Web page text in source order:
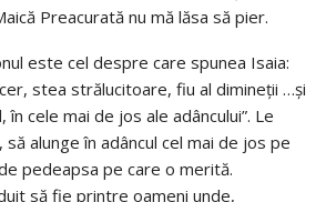
Preacurată nu mă lăsa să pier.
este cel despre care spunea Isaia:
stea strălucitoare, fiu al dimineţii …şi
cele mai de jos ale adâncului”. Le
alunge în adâncul cel mai de jos pe
pedeapsa pe care o merită.
să fie printre oameni unde,